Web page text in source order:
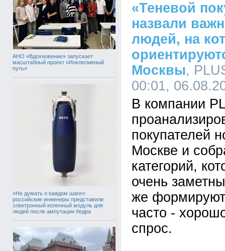
АНО «Вдохновение» запускает
масштабный проект «Инклюзивный
путь»
«Не думать о каждом шаге»:
российские инженеры представили
электронный коленный модуль для
людей после ампутации бедра
«Теневой
назвали
людей, на
Москвы,
00:01,
В компании
покупателей
Москве и
категорий,
очень
же
часто -
спрос.